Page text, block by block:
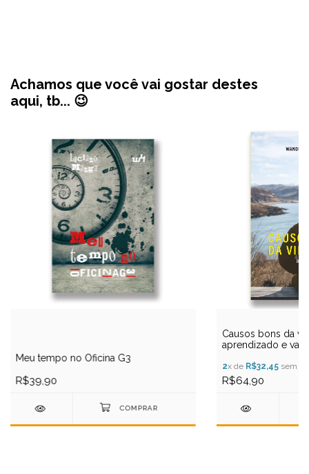
Achamos que você vai gostar destes
aqui, tb... 😉
Meu tempo no Oficina G3
R$39,90
Causos bons da
aprendizado e
2x de R$32,45sem
R$64,90